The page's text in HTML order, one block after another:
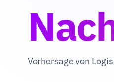
Vorhersage von